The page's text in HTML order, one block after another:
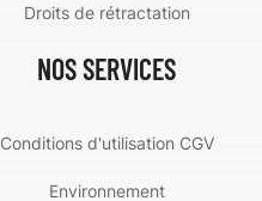
Droits de rétractation
NOS SERVICES
Conditions d'utilisation CGV
Environnement